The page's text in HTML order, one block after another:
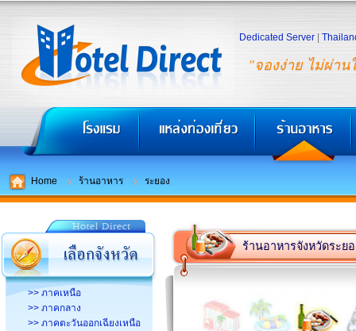
"จองง่าย ไม่ผ่าน
Dedicated Server
Home ร้านอาหาร ระยอง
>> ภาคเหนือ
>> ภาคกลาง
>> ภาคตะวันออกเฉียงเหนือ
ร้านอาหารจังหวัดระย